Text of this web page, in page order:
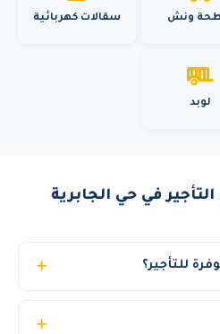
ونش سقالات كهربائية
لوبد
في حي الجابرية
للتأجير؟
(فوركلفت)، كرينات